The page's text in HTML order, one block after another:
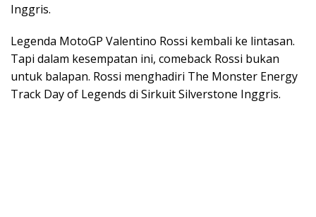
Inggris.
Legenda MotoGP Valentino Rossi kembali ke lintasan.
Tapi dalam kesempatan ini, comeback Rossi bukan
untuk balapan. Rossi menghadiri The Monster Energy
Track Day of Legends di Sirkuit Silverstone Inggris.